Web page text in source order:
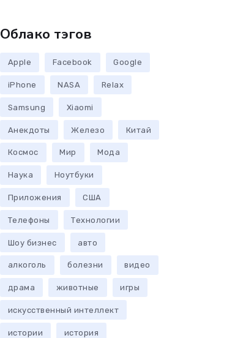
Облако тэгов
Apple Facebook Google
iPhone NASA Relax
Samsung Xiaomi
Анекдоты Железо Китай
Космос Мир Мода
Наука Ноутбуки
Приложения США
Телефоны Технологии
Шоу бизнес авто
алкоголь болезни видео
драма животные игры
искусственный интеллект
истории история